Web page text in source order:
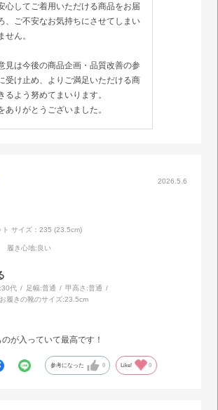
心してご着用いただける商品をお届
、ご不安なお気持ちにさせてしまい
せん。
見は今後の商品企画・品質改善の参
受け止め、よりご満足いただける商
るよう努めてまいります。
ありがとうございました。
2026.5.6
サイズ：235 (23.5cm)
履き心地:良い
30代 足幅:普通 甲高さ:普通
履きの靴のサイズ:23.5cm
が入っていて最高です！
参考になった 0 Like! 0